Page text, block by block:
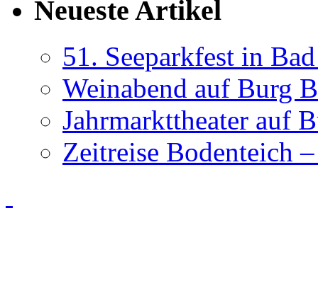
Neueste Artikel
51. Seeparkfest in
Weinabend auf Burg
Jahrmarkttheater auf
Zeitreise Bodenteich